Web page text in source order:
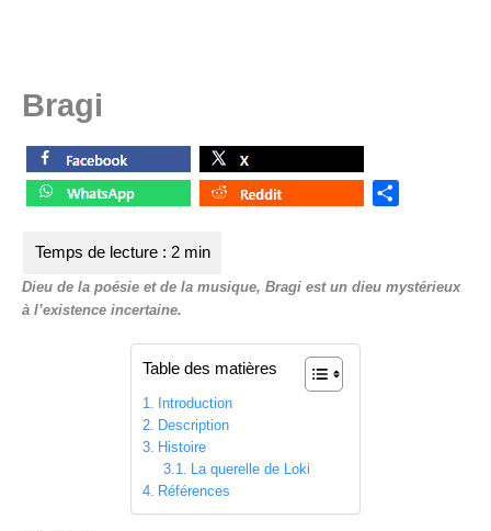
Bragi
e
Dieu de la poésie et de la musique, Bragi est un dieu mystérieux
à l’existence incertaine.
Table des matières
Introduction
Description
Histoire
La querelle de Loki
Références